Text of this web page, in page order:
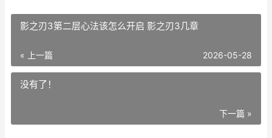
影之刃3第二层心法该怎么开启 影之刃3几章
« 上一篇 2026-05-28
没有了！
下一篇 »